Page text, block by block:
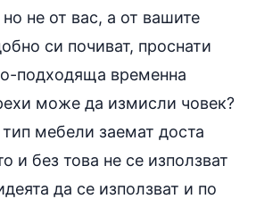
не от вас, а от вашите
си почиват, проснати
подходяща временна
може да измисли човек?
мебели заемат доста
и без това не се използват
да се използват и по